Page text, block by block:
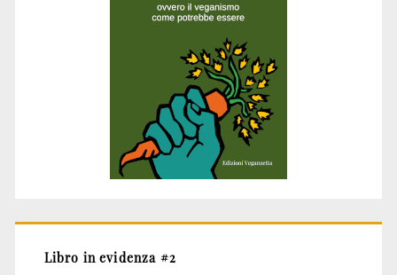
Libro in evidenza #2